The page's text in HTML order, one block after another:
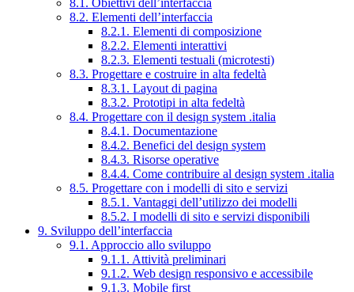
8.2. Elementi dell’interfaccia
8.2.1. Elementi di composizione
8.2.2. Elementi interattivi
8.2.3. Elementi testuali (microtesti)
8.3. Progettare e costruire in alta fedeltà
8.3.1. Layout di pagina
8.3.2. Prototipi in alta fedeltà
8.4. Progettare con il design system .italia
8.4.1. Documentazione
8.4.2. Benefici del design system
8.4.3. Risorse operative
8.4.4. Come contribuire al design system .italia
8.5. Progettare con i modelli di sito e servizi
8.5.1. Vantaggi dell’utilizzo dei modelli
8.5.2. I modelli di sito e servizi disponibili
9. Sviluppo dell’interfaccia
9.1. Approccio allo sviluppo
9.1.1. Attività preliminari
9.1.2. Web design responsivo e accessibile
9.1.3. Mobile first